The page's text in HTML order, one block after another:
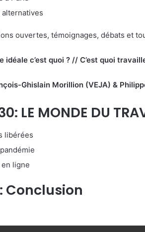
ouvertes, témoignages, débats et
idéale c’est quoi ? // C’est quoi
Ghislain Morillion (VEJA) &
LE MONDE DU
libérées
ligne
Conclusion